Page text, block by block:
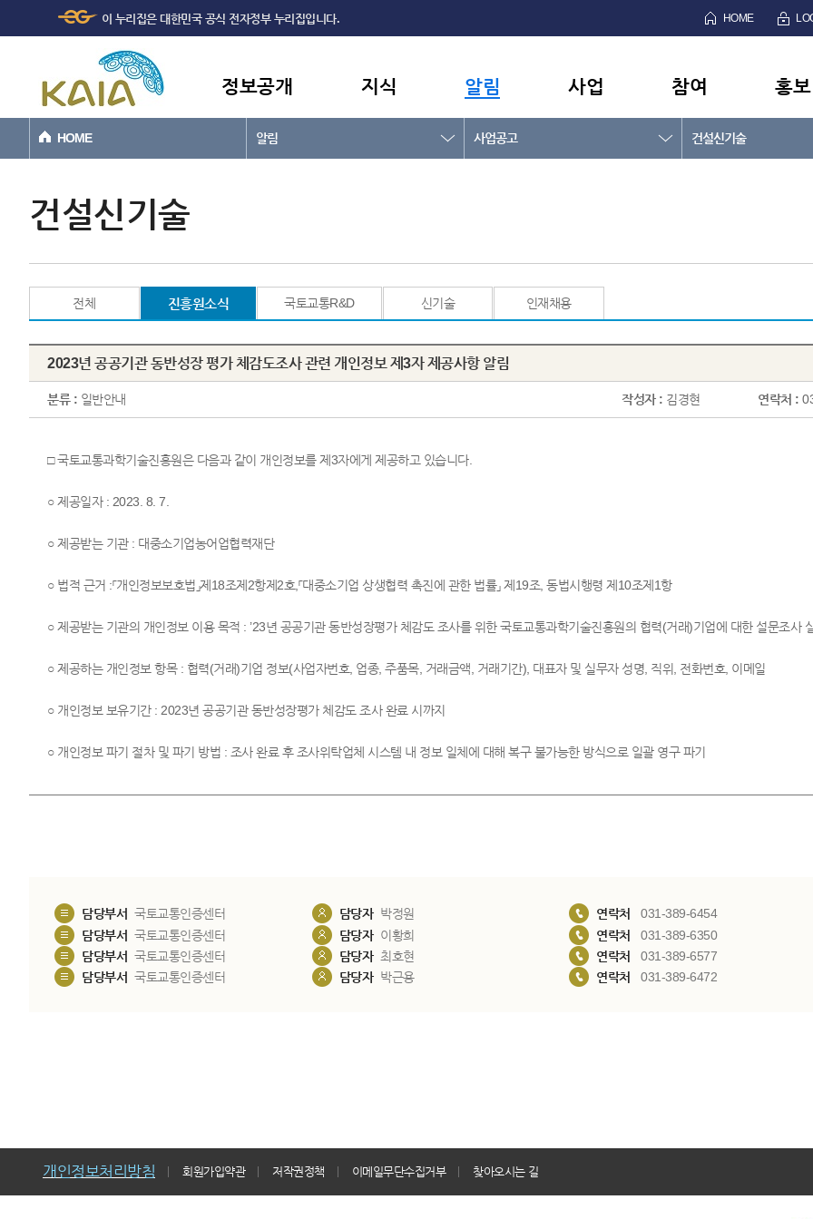
본문바로가기
이 누리집은 대한민국 공식 전자정부 누리집입니다. HOME
정보공개 지식 알림 사업 참여 홍보
HOME 알림 사업공고 건설신기술
건설신기술
전체 진흥원소식 국토교통R&D 신기술 인재채용
2023년 공공기관 동반성장 평가 체감도조사 관련 개인정보 제3자 제공사항 알림
분류 : 일반안내 작성자 : 김경현 연락처 :
□ 국토교통과학기술진흥원은 다음과 같이 개인정보를 제3자에게 제공하고 있습니다.
○ 제공일자 : 2023. 8. 7.
○ 제공받는 기관 : 대중소기업농어업협력재단
○ 법적 근거 :「개인정보보호법」제18조제2항제2호,「대중소기업 상생협력 촉진에 관한 법률」 제19조, 동법시행령 제10조제1항
○ 제공받는 기관의 개인정보 이용 목적 : ’23년 공공기관 동반성장평가 체감도 조사를 위한 국토교통과학기술진흥원의 협력(거래)기업에 대한 설문조사
○ 제공하는 개인정보 항목 : 협력(거래)기업 정보(사업자번호, 업종, 주품목, 거래금액, 거래기간), 대표자 및 실무자 성명, 직위, 전화번호, 이메일
○ 개인정보 보유기간 : 2023년 공공기관 동반성장평가 체감도 조사 완료 시까지
○ 개인정보 파기 절차 및 파기 방법 : 조사 완료 후 조사위탁업체 시스템 내 정보 일체에 대해 복구 불가능한 방식으로 일괄 영구 파기
담당부서 국토교통인증센터 담당자 박정원 연락처
031-389-6454
담당부서 국토교통인증센터 담당자 이황희 연락처
031-389-6350
담당부서 국토교통인증센터 담당자 최호현 연락처
031-389-6577
담당부서 국토교통인증센터 담당자 박근용 연락처 031-389-6472
개인정보처리방침 회원가입약관 저작권정책 이메일무단수집거부 찾아오시는 길